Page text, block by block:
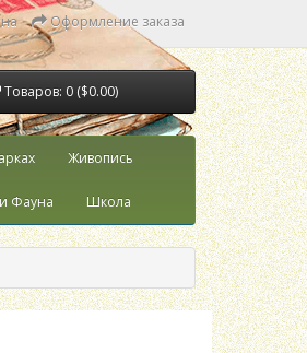
Оформление заказа
Товаров: 0 ($0.00)
Живопись
Фауна Школа